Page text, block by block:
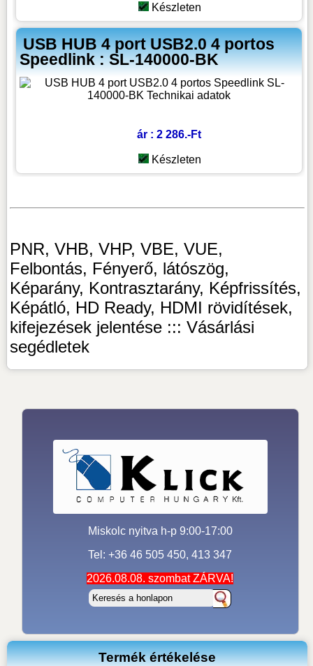
Készleten
USB HUB 4 port USB2.0 4 portos
Speedlink : SL-140000-BK
ár : 2 286.-Ft
Készleten
PNR, VHB, VHP, VBE, VUE,
Felbontás, Fényerő, látószög,
Képarány, Kontrasztarány, Képfrissítés,
Képátló, HD Ready, HDMI rövidítések,
kifejezések jelentése ::: Vásárlási
segédletek
Miskolc nyitva h-p 9:00-17:00
Tel: +36 46 505 450, 413 347
2026.08.08. szombat ZÁRVA!
Termék értékelése